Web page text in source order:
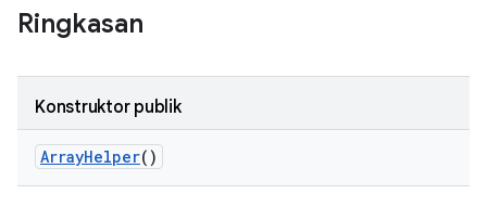
Ringkasan
Konstruktor publik
ArrayHelper()